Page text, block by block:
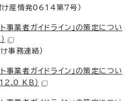
産情発0614第7号）
事業者ガイドライン」の策定につい
事務連絡）
事業者ガイドライン」の策定につい
KB）